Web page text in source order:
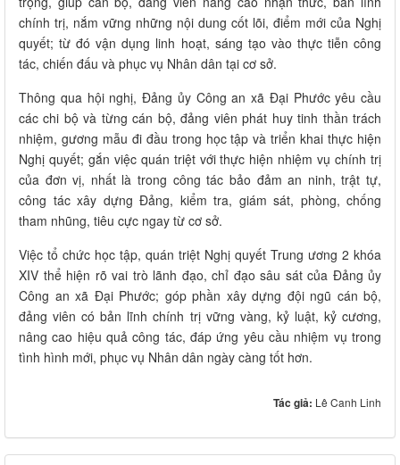
chính trị, nắm vững những nội dung cốt lõi, điểm mới của Nghị
quyết; từ đó vận dụng linh hoạt, sáng tạo vào thực tiễn công
tác, chiến đấu và phục vụ Nhân dân tại cơ sở.
Thông qua hội nghị, Đảng ủy Công an xã Đại Phước yêu cầu
các chi bộ và từng cán bộ, đảng viên phát huy tinh thần trách
nhiệm, gương mẫu đi đầu trong học tập và triển khai thực hiện
Nghị quyết; gắn việc quán triệt với thực hiện nhiệm vụ chính trị
của đơn vị, nhất là trong công tác bảo đảm an ninh, trật tự,
công tác xây dựng Đảng, kiểm tra, giám sát, phòng, chống
tham nhũng, tiêu cực ngay từ cơ sở.
Việc tổ chức học tập, quán triệt Nghị quyết Trung ương 2 khóa
XIV thể hiện rõ vai trò lãnh đạo, chỉ đạo sâu sát của Đảng ủy
Công an xã Đại Phước; góp phần xây dựng đội ngũ cán bộ,
đảng viên có bản lĩnh chính trị vững vàng, kỷ luật, kỷ cương,
nâng cao hiệu quả công tác, đáp ứng yêu cầu nhiệm vụ trong
tình hình mới, phục vụ Nhân dân ngày càng tốt hơn.
Tác giả: Lê Canh Linh